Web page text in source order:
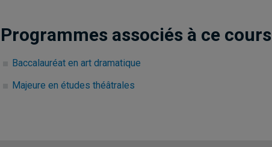
Programmes associés à ce cours
Baccalauréat en art dramatique
Majeure en études théâtrales